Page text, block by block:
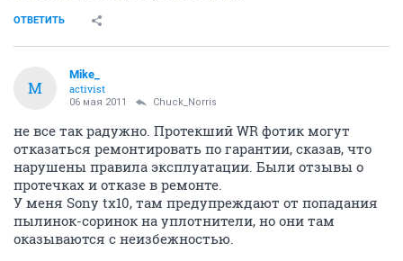
ОТВЕТИТЬ
M
Mike_
activist
06 мая 2011 Chuck_Norris
не все так радужно. Протекший WR фотик могут
отказаться ремонтировать по гарантии, сказав, что
нарушены правила эксплуатации. Были отзывы о
протечках и отказе в ремонте.
У меня Sony tx10, там предупреждают от попадания
пылинок-соринок на уплотнители, но они там
оказываются с неизбежностью.